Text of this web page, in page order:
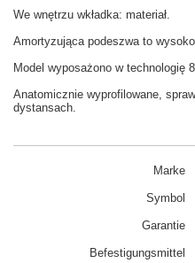
We wnętrzu wkładka: materiał.
Amortyzująca podeszwa to
Model wyposażono w technologię
Anatomicznie wyprofilowane,
dystansach.
Marke
Symbol
Garantie
Befestigungsmittel